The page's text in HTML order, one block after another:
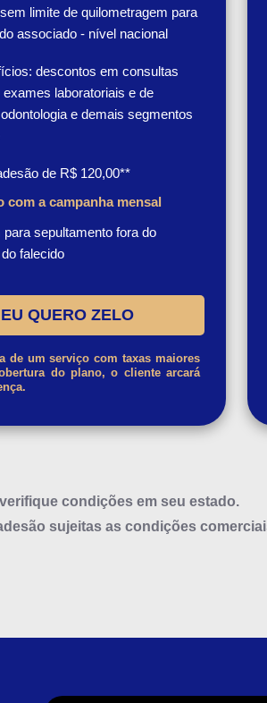
limite de quilometragem para
associado - nível nacional
descontos em consultas
laboratoriais e de
e demais segmentos
de R$ 120,00**
com a campanha mensal
para sepultamento fora do
falecido
EU QUERO ZELO
FAMÍLIA
de um serviço com taxas maiores
do plano, o cliente arcará
condições em seu estado.
sujeitas as condições